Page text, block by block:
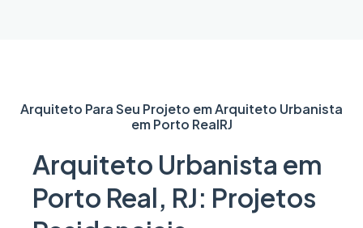
Arquiteto Para Seu Projeto emArquiteto Urbanista
em Porto RealRJ
Arquiteto Urbanista em
Porto Real, RJ: Projetos